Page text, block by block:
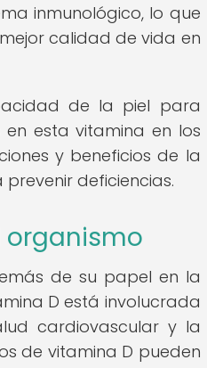
inmunológico, lo que
calidad de vida en
de la piel para
esta vitamina en los
y beneficios de la
deficiencias.
organismo
de su papel en la
D está involucrada
cardiovascular y la
de vitamina D pueden